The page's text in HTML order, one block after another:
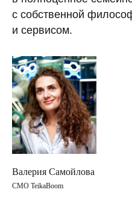
с собственной
и сервисом.
Валерия Самойлова
СМО TeikaBoom